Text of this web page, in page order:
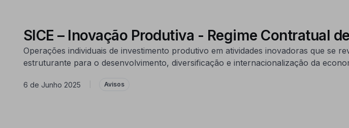
SICE – Inovação Produtiva - Regime Contratual
Operações individuais de investimento produtivo em atividades inovadoras que se
estruturante para o desenvolvimento, diversificação e internacionalização da
6 de Junho 2025 Avisos